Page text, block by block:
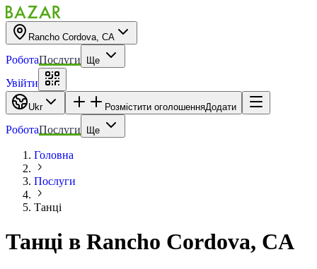
Rancho Cordova, CA
РоботаПослуги Ще
Увійти
Ukr Розмістити оголошенняДодати
РоботаПослуги Ще
Головна
Послуги
Танці
Танці в Rancho Cordova, CA